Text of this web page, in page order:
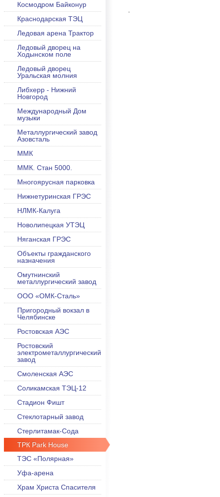
Космодром Байконур
Краснодарская ТЭЦ
Ледовая арена Трактор
Ледовый дворец на
Ходынском поле
Ледовый дворец
Уральская молния
Либхерр - Нижний
Новгород
Международный Дом
музыки
Металлургический завод
Азовсталь
ММК
ММК. Стан 5000.
Многоярусная парковка
Нижнетуринская ГРЭС
НЛМК-Калуга
Новолипецкая УТЭЦ
Няганская ГРЭС
Объекты гражданского
назначения
Омутнинский
металлургический завод
ООО «ОМК-Сталь»
Пригородный вокзал в
Челябинске
Ростовская АЭС
Ростовский
электрометаллургический
завод
Смоленская АЭС
Соликамская ТЭЦ-12
Стадион Фишт
Стеклотарный завод
Стерлитамак-Сода
ТРК Park House
ТЭС «Полярная»
Уфа-арена
Храм Христа Спасителя
.